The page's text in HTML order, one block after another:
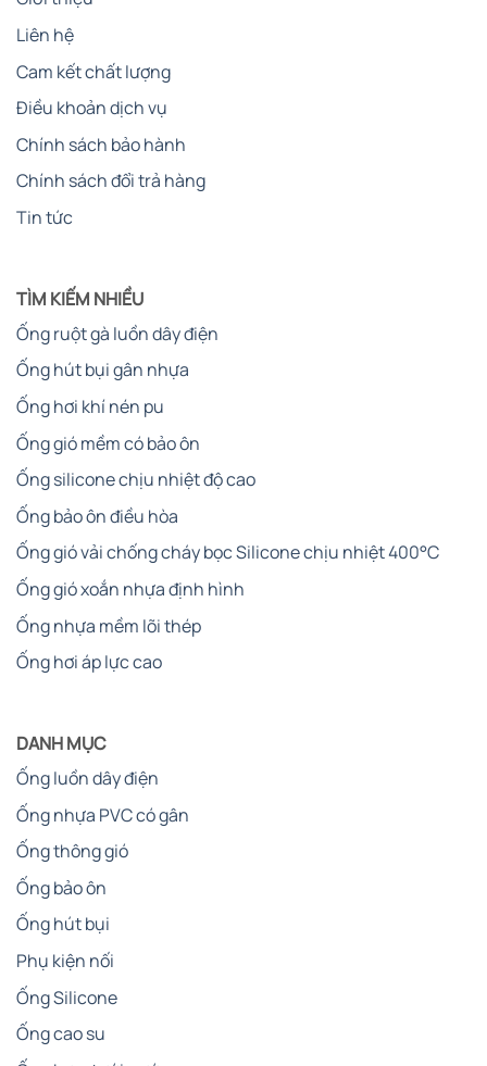
Liên hệ
Cam kết chất lượng
Điều khoản dịch vụ
Chính sách bảo hành
Chính sách đổi trả hàng
Tin tức
TÌM KIẾM NHIỀU
Ống ruột gà luồn dây điện
Ống hút bụi gân nhựa
Ống hơi khí nén pu
Ống gió mềm có bảo ôn
Ống silicone chịu nhiệt độ cao
Ống bảo ôn điều hòa
Ống gió vải chống cháy bọc Silicone chịu nhiệt 400°C
Ống gió xoắn nhựa định hình
Ống nhựa mềm lõi thép
Ống hơi áp lực cao
DANH MỤC
Ống luồn dây điện
Ống nhựa PVC có gân
Ống thông gió
Ống bảo ôn
Ống hút bụi
Phụ kiện nối
Ống Silicone
Ống cao su